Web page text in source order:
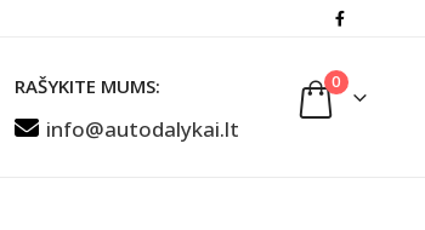
RAŠYKITE MUMS:
info@autodalykai.lt
0